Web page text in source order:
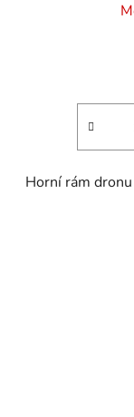
Horní rám